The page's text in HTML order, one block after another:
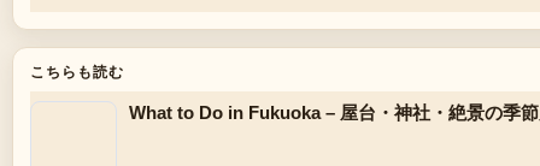
こちらも読む
What to Do in Fukuoka – 屋台・神社・絶景の季